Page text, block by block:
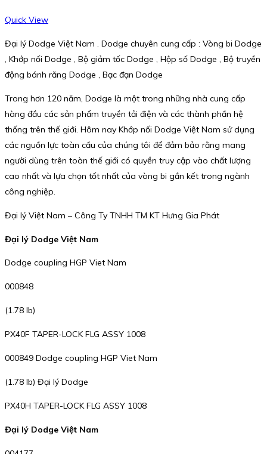
Quick View
Đại lý Dodge Việt Nam . Dodge chuyên cung cấp : Vòng bi Dodge
, Khớp nối Dodge , Bộ giảm tốc Dodge , Hộp số Dodge , Bộ truyền
động bánh răng Dodge , Bạc đạn Dodge
Trong hơn 120 năm, Dodge là một trong những nhà cung cấp
hàng đầu các sản phẩm truyền tải điện và các thành phần hệ
thống trên thế giới. Hôm nay Khớp nối Dodge Việt Nam sử dụng
các nguồn lực toàn cầu của chúng tôi để đảm bảo rằng mang
người dùng trên toàn thế giới có quyền truy cập vào chất lượng
cao nhất và lựa chọn tốt nhất của vòng bi gắn kết trong ngành
công nghiệp.
Đại lý Việt Nam – Công Ty TNHH TM KT Hưng Gia Phát
Đại lý Dodge Việt Nam
Dodge coupling HGP Viet Nam
000848
(1.78 lb)
PX40F TAPER-LOCK FLG ASSY 1008
000849 Dodge coupling HGP Viet Nam
(1.78 lb) Đại lý Dodge
PX40H TAPER-LOCK FLG ASSY 1008
Đại lý Dodge Việt Nam